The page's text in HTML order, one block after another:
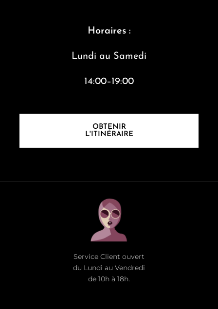
Horaires :
Lundi au Samedi
14:00–19:00
OBTENIR
L'ITINÉRAIRE
Service Client ouvert
du Lundi au Vendredi
de 10h à 18h.